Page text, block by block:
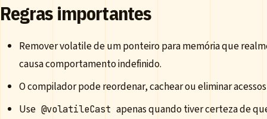
Regras importantes
Remover volatile de um ponteiro para memória que
causa comportamento indefinido.
O compilador pode reordenar, cachear ou eliminar
Use @volatileCast apenas quando tiver certeza de